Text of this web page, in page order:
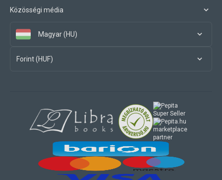
Közösségi média
Magyar (HU)
Forint (HUF)
marketplace
partner